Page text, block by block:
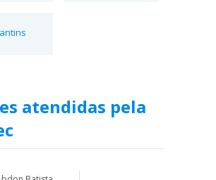
atendidas pela